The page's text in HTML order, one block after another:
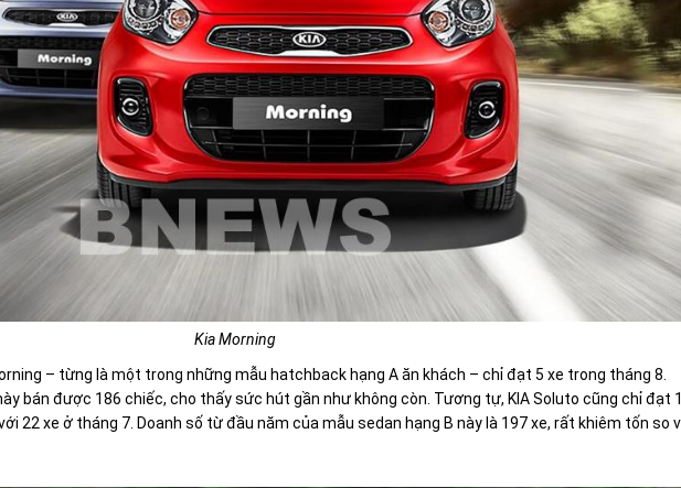
Kia Morning
– từng là một trong những mẫu hatchback hạng A ăn khách – chỉ đạt 5 xe trong tháng 8.
bán được 186 chiếc, cho thấy sức hút gần như không còn. Tương tự, KIA Soluto cũng chỉ đạt
22 xe ở tháng 7. Doanh số từ đầu năm của mẫu sedan hạng B này là 197 xe, rất khiêm tốn so